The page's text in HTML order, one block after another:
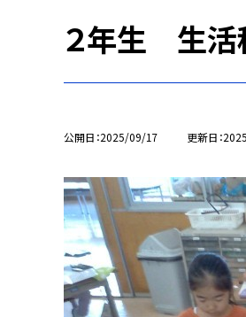
２年生 生活
公開日 2025/09/17 更新日